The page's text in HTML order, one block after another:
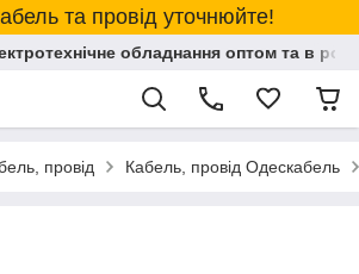
та провід уточнюйте!
обладнання оптом та в
провід Кабель, провід Одескабель